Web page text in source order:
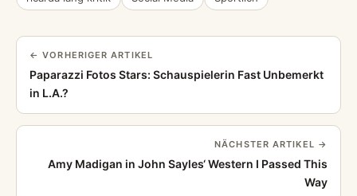
← VORHERIGER ARTIKEL
Paparazzi Fotos Stars: Schauspielerin Fast Unbemerkt
in L.A.?
NÄCHSTER ARTIKEL →
Amy Madigan in John Sayles‘ Western I Passed This
Way